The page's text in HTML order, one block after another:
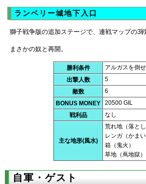
ランベリー城地下入口
獅子戦争版の追加ステージで、連戦マップの3戦
まさかの奴と再開。
勝利条件
アルガスを倒せ
出撃人数
5
敵数
6
BONUS MONEY
20500 GIL
戦利品
なし
主な地形(風水)
荒れ地（落とし
レンガ（かまい
箱（鬼火）
草地（蔦地獄）
自軍・ゲスト